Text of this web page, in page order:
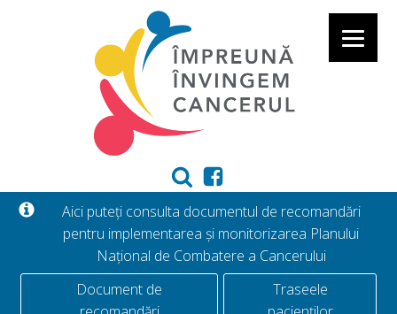
Aici puteți consulta documentul de recomandări
pentru implementarea și monitorizarea Planului
Național de Combatere a Cancerului
Document de
Traseele